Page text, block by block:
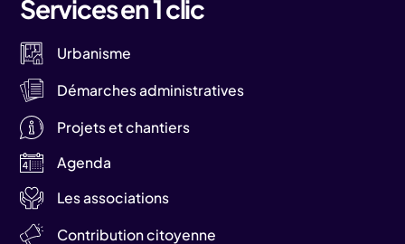
Services en 1 clic
Urbanisme
Démarches administratives
Projets et chantiers
Agenda
Les associations
Contribution citoyenne